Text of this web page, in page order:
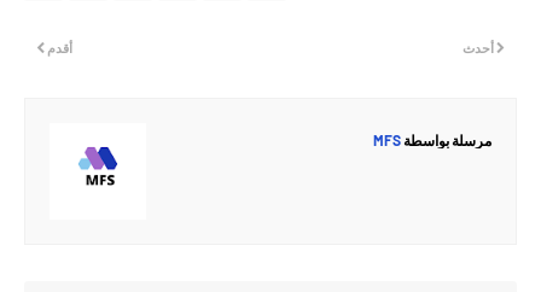
أحدث أقدم
مرسلة بواسطة